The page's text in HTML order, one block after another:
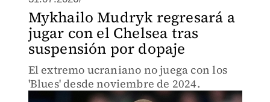
Mykhailo Mudryk regresará a
jugar con el Chelsea tras
suspensión por dopaje
El extremo ucraniano no juega con los
'Blues' desde noviembre de 2024.